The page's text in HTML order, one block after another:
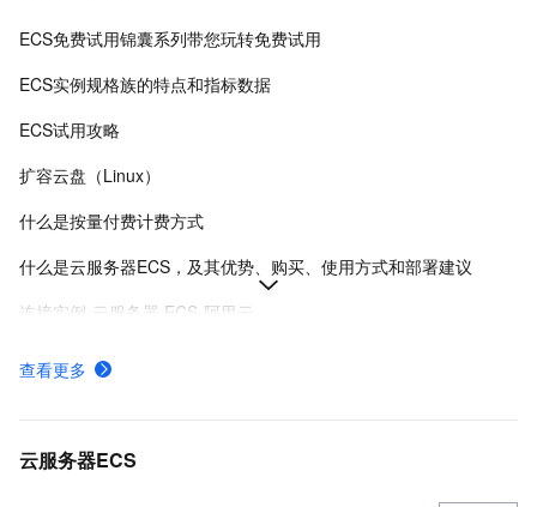
ECS免费试用锦囊系列带您玩转免费试用
ECS实例规格族的特点和指标数据
ECS试用攻略
扩容云盘（Linux）
什么是按量付费计费方式
什么是云服务器ECS，及其优势、购买、使用方式和部署建议
连接实例-云服务器 ECS-阿里云
在Linux上安装Docker和Docker Compose
阿里云ECS通用型实例规格（g系列）
查看更多
云服务器ECS